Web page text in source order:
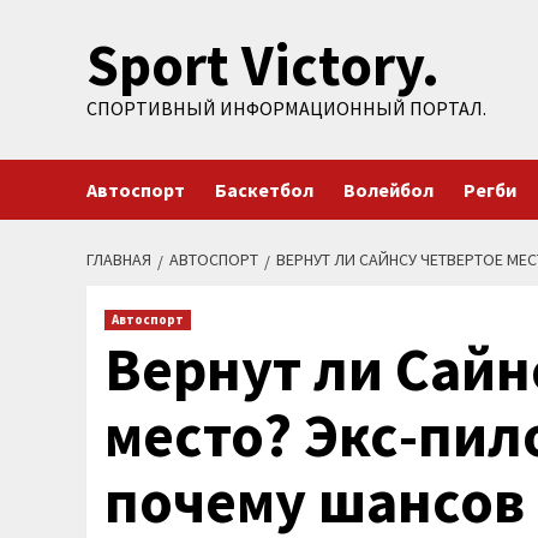
содержимомуSport Victory.
СПОРТИВНЫЙ ИНФОРМАЦИОННЫЙ ПОРТАЛ.
Автоспорт Баскетбол Волейбол Регби
ГЛАВНАЯ АВТОСПОРТ ВЕРНУТ ЛИ САЙНСУ ЧЕТВЕРТОЕ
Автоспорт
Вернут ли
место? Экс-
почему